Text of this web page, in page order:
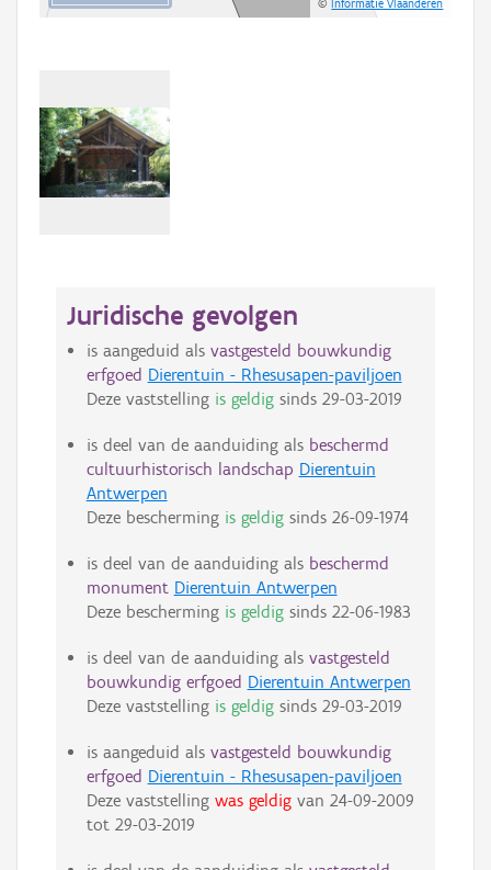
©Informatie Vlaanderen
Juridische gevolgen
is aangeduid als vastgesteld bouwkundig
erfgoed Dierentuin - Rhesusapen-paviljoen
Deze vaststelling is geldigsinds 29-03-2019
is deel van de aanduiding als beschermd
cultuurhistorisch landschap Dierentuin
Antwerpen
Deze bescherming is geldigsinds 26-09-1974
is deel van de aanduiding als beschermd
monument Dierentuin Antwerpen
Deze bescherming is geldigsinds 22-06-1983
is deel van de aanduiding als vastgesteld
bouwkundig erfgoed Dierentuin Antwerpen
Deze vaststelling is geldigsinds 29-03-2019
is aangeduid als vastgesteld bouwkundig
erfgoed Dierentuin - Rhesusapen-paviljoen
Deze vaststelling was geldigvan 24-09-2009
tot 29-03-2019